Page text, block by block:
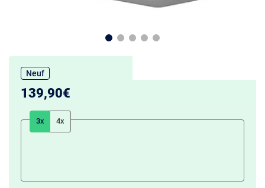
Neuf
139,90€
3x 4x